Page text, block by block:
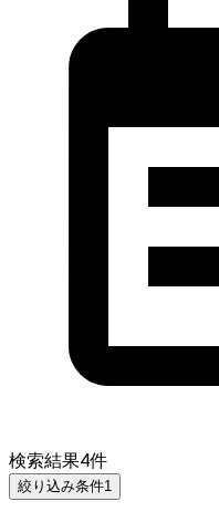
検索結果4件
絞り込み条件1